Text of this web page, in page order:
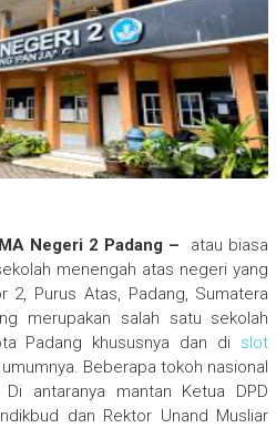
Negeri 2 Padang –
atau biasa
menengah atas negeri yang
2, Purus Atas, Padang, Sumatera
merupakan salah satu sekolah
Padang khususnya dan di slot
Beberapa tokoh nasional
antaranya mantan Ketua DPD
dan Rektor Unand Musliar